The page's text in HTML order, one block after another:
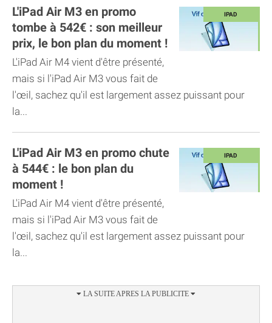
L'iPad Air M3 en promo
tombe à 542€ : son meilleur
prix, le bon plan du moment !
L'iPad Air M4 vient d'être présenté,
mais si l'iPad Air M3 vous fait de
l'œil, sachez qu'il est largement assez puissant pour
la...
L'iPad Air M3 en promo chute
à 544€ : le bon plan du
moment !
L'iPad Air M4 vient d'être présenté,
mais si l'iPad Air M3 vous fait de
l'œil, sachez qu'il est largement assez puissant pour
la...